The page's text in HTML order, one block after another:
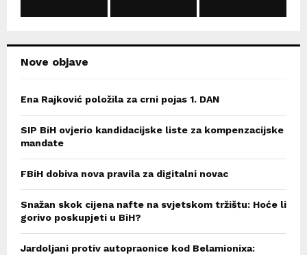
Nove objave
Ena Rajković položila za crni pojas 1. DAN
SIP BiH ovjerio kandidacijske liste za kompenzacijske
mandate
FBiH dobiva nova pravila za digitalni novac
Snažan skok cijena nafte na svjetskom tržištu: Hoće li
gorivo poskupjeti u BiH?
Jardoljani protiv autopraonice kod Belamionixa: